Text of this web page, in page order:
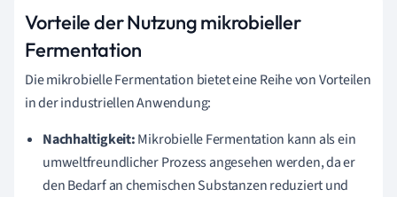
Vorteile der Nutzung mikrobieller
Fermentation
Die mikrobielle Fermentation bietet eine Reihe von Vorteilen
in der industriellen Anwendung:
Nachhaltigkeit:Mikrobielle Fermentation kann als ein
umweltfreundlicher Prozess angesehen werden, da er
den Bedarf an chemischen Substanzen reduziert und